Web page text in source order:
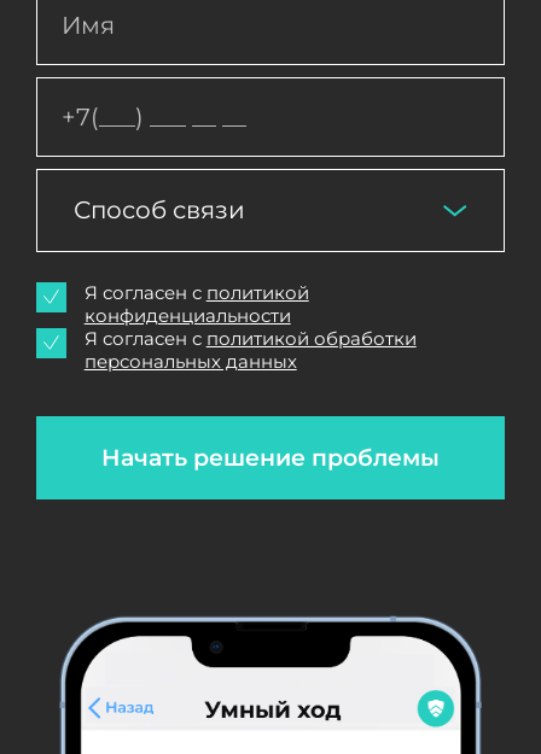
Способ связи
Начать решение проблемы
Я согласен с политикой
конфиденциальности
Я согласен с политикой обработки
персональных данных